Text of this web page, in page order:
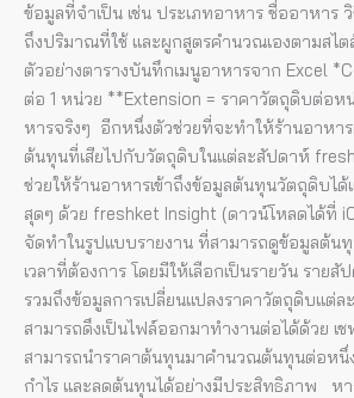
ข้อมูลที่จำเป็น เช่น ประเภทอาหาร ชื่ออาหาร
ถึงปริมาณที่ใช้ และผูกสูตรคำนวณเองตามสไ
ตัวอย่างตารางบันทึกเมนูอาหารจาก Excel
ต่อ 1 หน่วย **Extension = ราคาวัตถุดิบต่อห
หารจริงๆ อีกหนึ่งตัวช่วยที่จะทำให้ร้านอาหา
ต้นทุนที่เสียไปกับวัตถุดิบในแต่ละสัปดาห์
ช่วยให้ร้านอาหารเข้าถึงข้อมูลต้นทุนวัตถุดิบไ
สุดๆ ด้วย freshket Insight (ดาวน์โหลดได้ที่
จัดทำในรูปแบบรายงาน ที่สามารถดูข้อมูลต้น
เวลาที่ต้องการ โดยมีให้เลือกเป็นรายวัน รายสั
รวมถึงข้อมูลการเปลี่ยนแปลงราคาวัตถุดิบแต่ล
สามารถดึงเป็นไฟล์ออกมาทำงานต่อได้ด้วย เ
สามารถนำราคาต้นทุนมาคำนวณต้นทุนต่อหนึ่
กำไร และลดต้นทุนได้อย่างมีประสิทธิภาพ หา